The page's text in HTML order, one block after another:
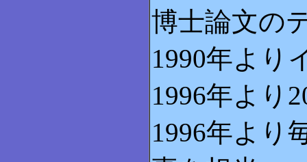
博士論文の
1990年より
1996年より
1996年より